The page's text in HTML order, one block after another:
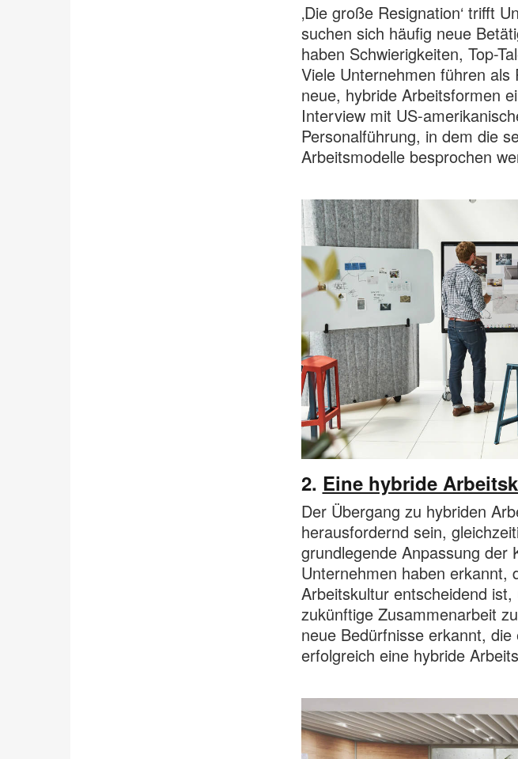
‚Die große Resignation‘ trifft
suchen sich häufig neue
haben Schwierigkeiten, Top-
Viele Unternehmen führen
neue, hybride Arbeitsformen
Interview mit US-
Personalführung, in dem die
Arbeitsmodelle besprochen
2. Eine hybride
Der Übergang zu hybriden
herausfordernd sein,
grundlegende Anpassung der
Unternehmen haben erkannt,
Arbeitskultur entscheidend
zukünftige Zusammenarbeit
neue Bedürfnisse erkannt,
erfolgreich eine hybride